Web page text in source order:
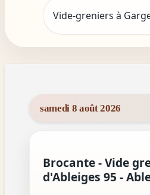
Vide-greniers à
samedi 8 août 2026
Brocante - Vide
d'Ableiges 95 -